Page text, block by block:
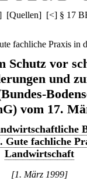
[Quellen] [<] § 17
fachliche Praxis in
Schutz vor
und
vom 17.
Gute fachliche
Landwirtschaft
[1. März 1999]